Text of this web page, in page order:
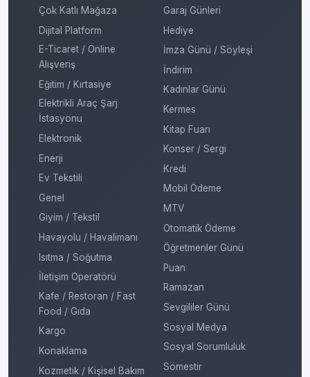
Çok Katlı Mağaza
Dijital Platform
E-Ticaret / Online
Alışveriş
Eğitim / Kırtasiye
Elektrikli Araç Şarj
İstasyonu
Elektronik
Enerji
Ev Tekstili
Genel
Giyim / Tekstil
Havayolu / Havalimanı
Isıtma / Soğutma
İletişim Operatörü
Kafe / Restoran / Fast
Food / Gıda
Kargo
Konaklama
Kozmetik / Kişisel Bakım
Garaj Günleri
Hediye
İmza Günü / Söyleşi
İndirim
Kadınlar Günü
Kermes
Kitap Fuarı
Konser / Sergi
Kredi
Mobil Ödeme
MTV
Otomatik Ödeme
Öğretmenler Günü
Puan
Ramazan
Sevgililer Günü
Sosyal Medya
Sosyal Sorumluluk
Sömestir